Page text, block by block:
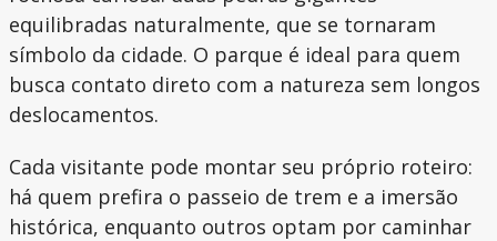
equilibradas naturalmente, que se tornaram
símbolo da cidade. O parque é ideal para quem
busca contato direto com a natureza sem longos
deslocamentos.
Cada visitante pode montar seu próprio roteiro:
há quem prefira o passeio de trem e a imersão
histórica, enquanto outros optam por caminhar